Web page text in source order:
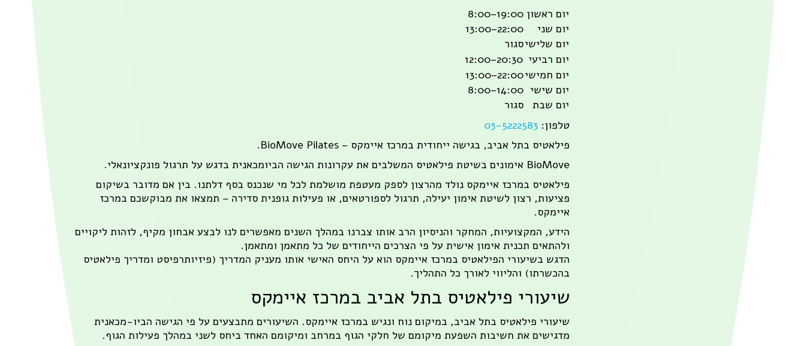
יום ראשון 8:00–19:00
יום שני
13:00–22:00
יום שלישיסגור
יום רביעי 12:00–20:30
יום חמישי13:00–22:00
יום שישי 8:00–14:00
יום שבת
סגור
טלפון:03-5222583
פילאטיס בתל אביב, בגישה ייחודית במרכז איימקס – BioMove Pilates.
BioMove אימונים בשיטת פילאטיס המשלבים את עקרונות הגישה הביומכאנית בדגש על תרגול פונקציונאלי.
פילאטיס במרכז איימקס נולד מהרצון לספק מעטפת מושלמת לכל מי שנכנס בסף דלתנו. בין אם מדובר בשיקום
פציעות, רצון לשיטת אימון יעילה, תרגול לספורטאים, או פעילות גופנית סדירה – תמצאו את מבוקשכם במרכז
איימקס.
הידע, המקצועיות, המחקר והניסיון הרב אותו צברנו במהלך השנים מאפשרים לנו לבצע אבחון מקיף, לזהות ליקויים
ולהתאים תכנית אימון אישית על פי הצרכים הייחודים של כל מתאמן ומתאמן.
הדגש בשיעורי הפילאטיס במרכז איימקס הוא על היחס האישי אותו מעניק המדריך (פיזיותרפיסט ומדריך פילאטיס
בהכשרתו) והליווי לאורך כל התהליך.
שיעורי פילאטיס בתל אביב במרכז איימקס
שיעורי פילאטיס בתל אביב, במיקום נוח ונגיש במרכז איימקס. השיעורים מתבצעים על פי הגישה הביו-מכאנית
מדגישים את חשיבות השפעת מיקומם של חלקי הגוף במרחב ומיקומם האחד ביחס לשני במהלך פעילות הגוף.